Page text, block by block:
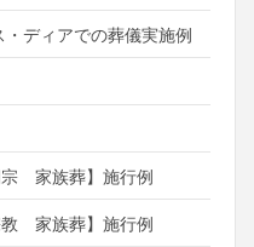
ディアでの葬儀実施例
家族葬】施行例
家族葬】施行例